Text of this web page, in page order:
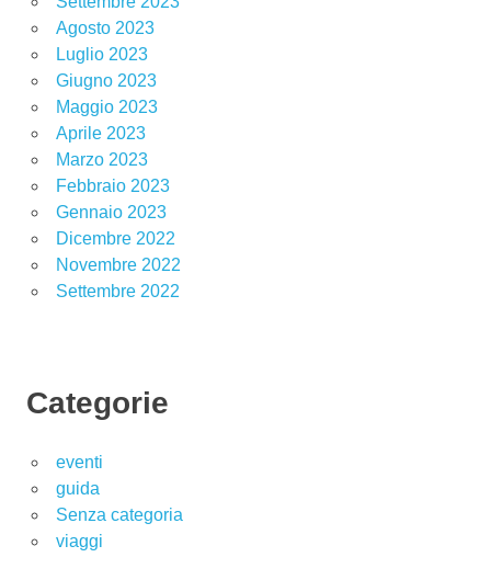
Agosto 2023
Luglio 2023
Giugno 2023
Maggio 2023
Aprile 2023
Marzo 2023
Febbraio 2023
Gennaio 2023
Dicembre 2022
Novembre 2022
Settembre 2022
Categorie
eventi
guida
Senza categoria
viaggi